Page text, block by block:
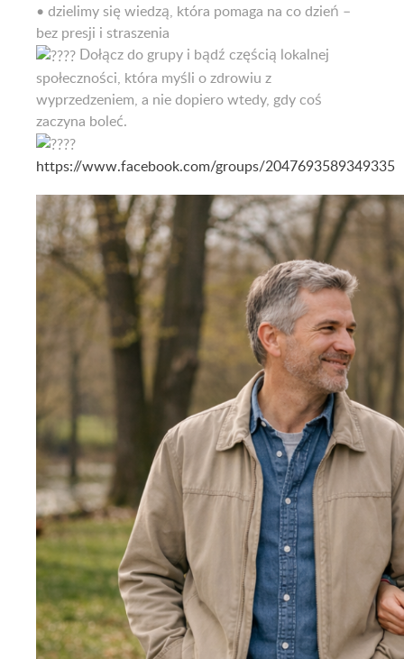
• dzielimy się wiedzą, która pomaga na co dzień –
bez presji i straszenia
Dołącz do grupy i bądź częścią lokalnej
społeczności, która myśli o zdrowiu z
wyprzedzeniem, a nie dopiero wtedy, gdy coś
zaczyna boleć.
https://www.facebook.com/groups/2047693589349335